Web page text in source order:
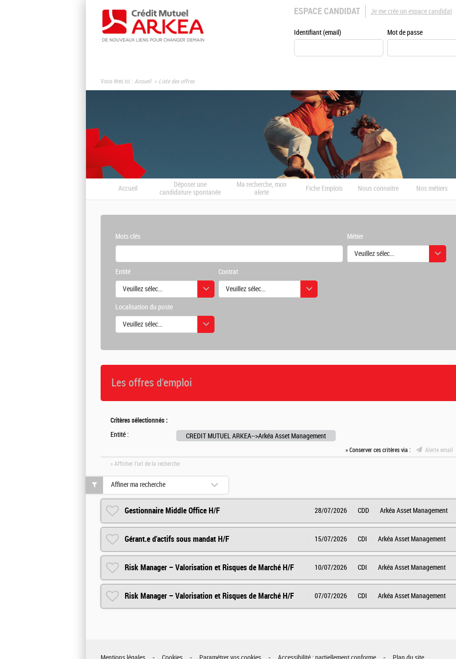
ESPACE CANDIDAT
Identifiant (email) Mot de passe
Je me crée un espace candidat
Vous êtes ici : Accueil Liste des offres
Accueil
Déposer une
candidature spontanée
Ma recherche, mon
alerte
Fiche Emplois Nous connaitre Nos métiers
Mots clés Métier
Veuillez sélectionner une ou des valeurs
Entité
Veuillez sélectionner une ou des valeurs
Contrat
Veuillez sélectionner une ou des valeurs
Localisation du poste
Veuillez sélectionner une ou des valeurs
Les offres d'emploi
Critères sélectionnés :
Entité : CREDIT MUTUEL ARKEA-->Arkéa Asset Management
» Conserver ces critères via : Alerte email
» Afficher l'url de la recherche
Gestionnaire Middle Office H/F 28/07/2026 CDD Arkéa Asset Management
Gérant.e d'actifs sous mandat H/F 15/07/2026 CDI Arkéa Asset Management
Risk Manager – Valorisation et Risques de Marché H/F 10/07/2026 CDI Arkéa Asset Management
Risk Manager – Valorisation et Risques de Marché H/F 07/07/2026 CDI Arkéa Asset Management
Affiner ma recherche